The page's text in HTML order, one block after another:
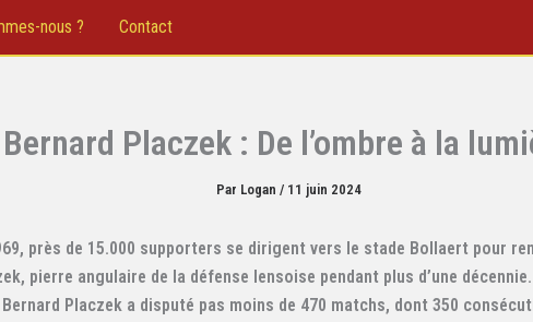
nous ? Contact
Bernard Placzek : De l’ombre à la
Par Logan / 11 juin 2024
près de 15.000 supporters se dirigent vers le stade Bollaert pour
pierre angulaire de la défense lensoise pendant plus d’une
Placzek a disputé pas moins de 470 matchs, dont 350